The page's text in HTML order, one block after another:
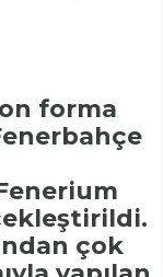
forma
çok